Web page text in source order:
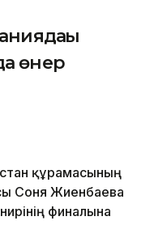
өнер
құрамасының
Соня Жиенбаева
финалына